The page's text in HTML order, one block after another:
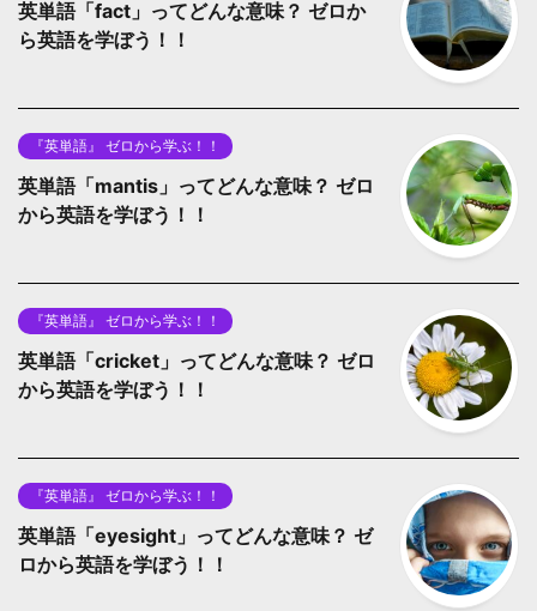
英単語「fact」ってどんな意味？ ゼロか
ら英語を学ぼう！！
『英単語』 ゼロから学ぶ！！
英単語「mantis」ってどんな意味？ ゼロ
から英語を学ぼう！！
『英単語』 ゼロから学ぶ！！
英単語「cricket」ってどんな意味？ ゼロ
から英語を学ぼう！！
『英単語』 ゼロから学ぶ！！
英単語「eyesight」ってどんな意味？ ゼ
ロから英語を学ぼう！！